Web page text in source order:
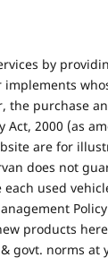
by
the purchase
Act, 2000 (as
are for
does not
used
products
govt. norms